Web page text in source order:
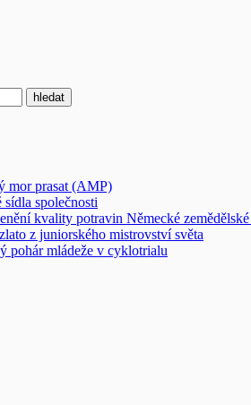
mor prasat (AMP)
sídla společnosti
kvality potravin Německé zemědělské
z juniorského mistrovství světa
pohár mládeže v cyklotrialu